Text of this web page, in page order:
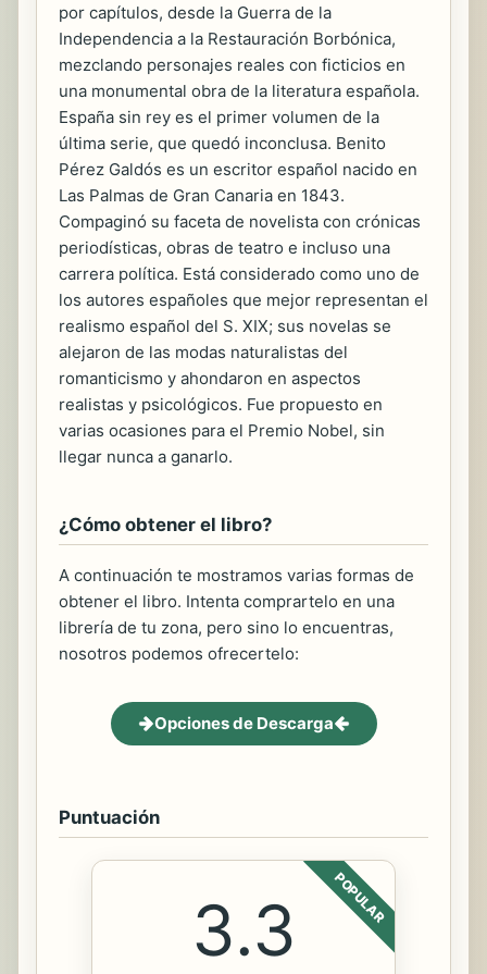
por capítulos, desde la Guerra de la
Independencia a la Restauración Borbónica,
mezclando personajes reales con ficticios en
una monumental obra de la literatura española.
España sin rey es el primer volumen de la
última serie, que quedó inconclusa. Benito
Pérez Galdós es un escritor español nacido en
Las Palmas de Gran Canaria en 1843.
Compaginó su faceta de novelista con crónicas
periodísticas, obras de teatro e incluso una
carrera política. Está considerado como uno de
los autores españoles que mejor representan el
realismo español del S. XIX; sus novelas se
alejaron de las modas naturalistas del
romanticismo y ahondaron en aspectos
realistas y psicológicos. Fue propuesto en
varias ocasiones para el Premio Nobel, sin
llegar nunca a ganarlo.
¿Cómo obtener el libro?
A continuación te mostramos varias formas de
obtener el libro. Intenta comprartelo en una
librería de tu zona, pero sino lo encuentras,
nosotros podemos ofrecertelo:
Opciones de Descarga
Puntuación
POPULAR
3.3